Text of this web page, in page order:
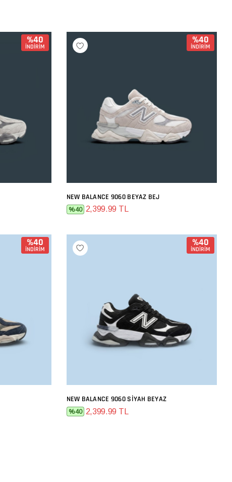
%40
İNDİRİM
%40
İNDİRİM
SEPETE EKLE
NEW BALANCE 9060 BEYAZ BEJ
%40 2,399.99 TL
%40
İNDİRİM
%40
İNDİRİM
SEPETE EKLE
NEW BALANCE 9060 SIYAH BEYAZ
%40 2,399.99 TL